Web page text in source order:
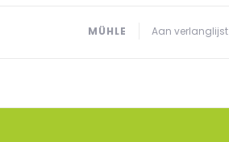
Aan
MÜHLE